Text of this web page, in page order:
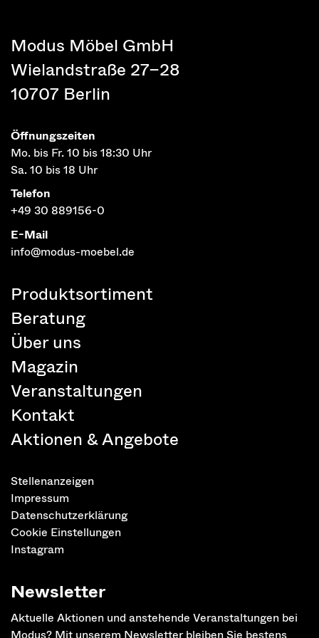
Modus Möbel GmbH
Wielandstraße 27–28
10707 Berlin
Öffnungszeiten
Mo. bis Fr. 10 bis 18:30 Uhr
Sa. 10 bis 18 Uhr
Telefon
+49 30 889156-0
E-Mail
info@modus-moebel.de
Produktsortiment
Beratung
Über uns
Magazin
Veranstaltungen
Kontakt
Aktionen & Angebote
Stellenanzeigen
Impressum
Datenschutzerklärung
Cookie Einstellungen
Instagram
Newsletter
Aktuelle Aktionen und anstehende Veranstaltungen bei
Modus? Mit unserem Newsletter bleiben Sie bestens